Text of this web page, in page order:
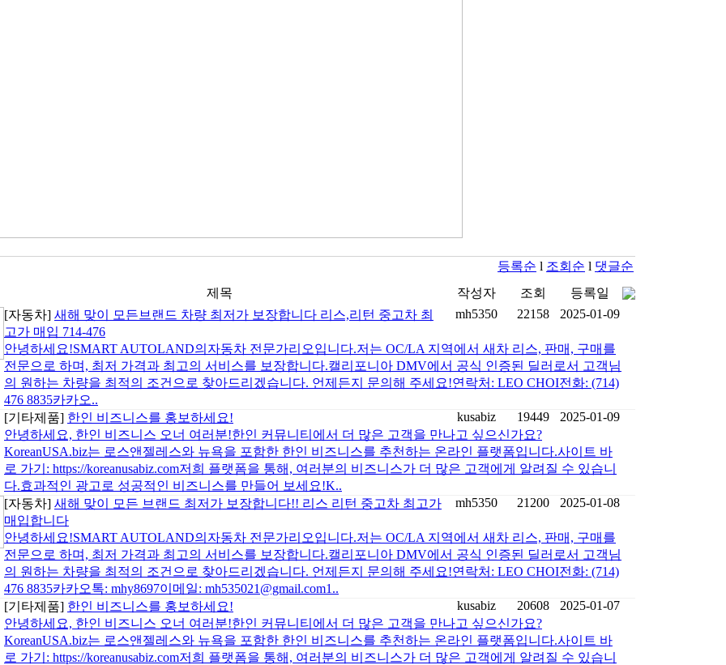
등록순 l 조회순 l 댓글순
제목
작성자 조회
등록일
[자동차] 새해 맞이 모든브랜드 차량 최저가 보장합니다 리스,리턴 중고차 최
고가 매입 714-476
mh5350 22158 2025-01-09
안녕하세요!SMART AUTOLAND의자동차 전문가리오입니다.저는 OC/LA 지역에서 새차 리스, 판매, 구매를
전문으로 하며, 최저 가격과 최고의 서비스를 보장합니다.캘리포니아 DMV에서 공식 인증된 딜러로서 고객님
의 원하는 차량을 최적의 조건으로 찾아드리겠습니다. 언제든지 문의해 주세요!연락처: LEO CHOI전화: (714)
476 8835카카오..
[기타제품] 한인 비즈니스를 홍보하세요! kusabiz 19449
2025-01-09
안녕하세요, 한인 비즈니스 오너 여러분!한인 커뮤니티에서 더 많은 고객을 만나고 싶으신가요?
KoreanUSA.biz는 로스앤젤레스와 뉴욕을 포함한 한인 비즈니스를 추천하는 온라인 플랫폼입니다.사이트 바
로 가기: https://koreanusabiz.com저희 플랫폼을 통해, 여러분의 비즈니스가 더 많은 고객에게 알려질 수 있습니
다.효과적인 광고로 성공적인 비즈니스를 만들어 보세요!K..
[자동차] 새해 맞이 모든 브랜드 최저가 보장합니다!! 리스 리턴 중고차 최고가
매입합니다
mh5350 21200 2025-01-08
안녕하세요!SMART AUTOLAND의자동차 전문가리오입니다.저는 OC/LA 지역에서 새차 리스, 판매, 구매를
전문으로 하며, 최저 가격과 최고의 서비스를 보장합니다.캘리포니아 DMV에서 공식 인증된 딜러로서 고객님
의 원하는 차량을 최적의 조건으로 찾아드리겠습니다. 언제든지 문의해 주세요!연락처: LEO CHOI전화: (714)
476 8835카카오톡: mhy8697이메일: mh535021@gmail.com1..
[기타제품] 한인 비즈니스를 홍보하세요! kusabiz 20608
2025-01-07
안녕하세요, 한인 비즈니스 오너 여러분!한인 커뮤니티에서 더 많은 고객을 만나고 싶으신가요?
KoreanUSA.biz는 로스앤젤레스와 뉴욕을 포함한 한인 비즈니스를 추천하는 온라인 플랫폼입니다.사이트 바
로 가기: https://koreanusabiz.com저희 플랫폼을 통해, 여러분의 비즈니스가 더 많은 고객에게 알려질 수 있습니